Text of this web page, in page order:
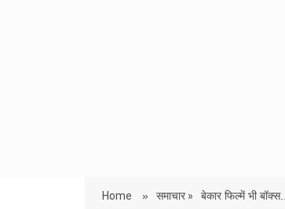
Home » समाचार » बेकार फिल्में भी बॉक्स...